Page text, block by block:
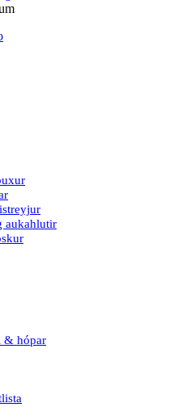
aukahlutir
& hópar